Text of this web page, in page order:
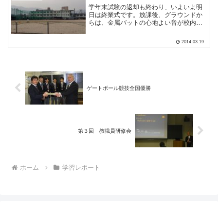
学年末試験の返却も終わり、いよいよ明
日は終業式です。放課後、グラウンドか
らは、金属バットの心地よい音が校内に
勉強に、自分の力を伸ばすことのできる
チャンスですね。みなさん、このチャン
2014.03.19
ゲートボール競技全国優勝
第３回 教職員研修会
ホーム 学習レポート